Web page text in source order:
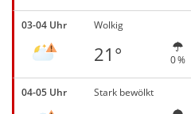
03-04 Uhr Wolkig
21° 0 %
04-05 Uhr Stark bewölkt